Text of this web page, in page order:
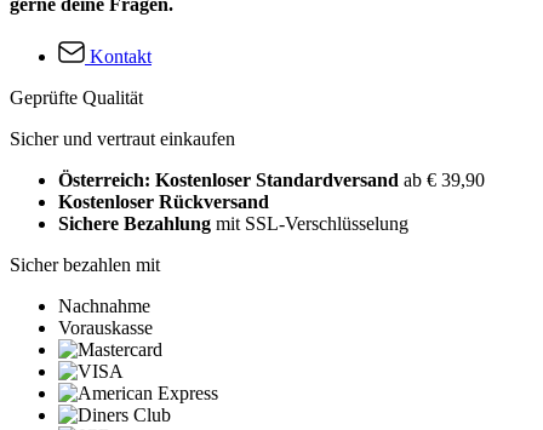
Kontakt
Geprüfte Qualität
Sicher und vertraut einkaufen
Österreich: Kostenloser Standardversand ab € 39,90
Kostenloser Rückversand
Sichere Bezahlung mit SSL-Verschlüsselung
Sicher bezahlen mit
Nachnahme
Vorauskasse